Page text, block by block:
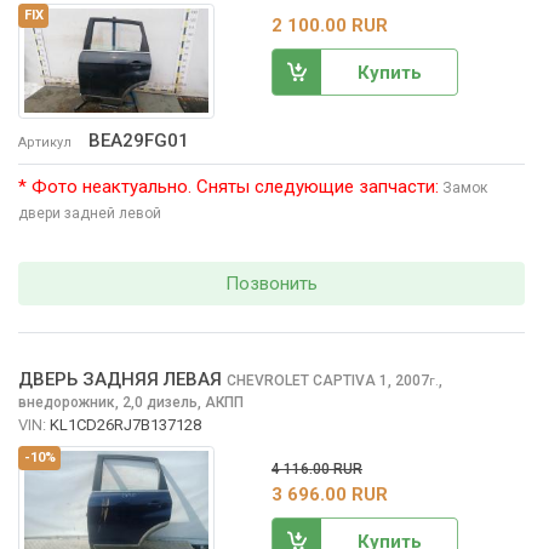
FIX
Артикул BEA29FG01
2 100.00 RUR
Купить
* Фото неактуально. Сняты следующие запчасти: Замок
двери задней левой
Позвонить
-10%
ДВЕРЬ ЗАДНЯЯ ЛЕВАЯ CHEVROLET CAPTIVA 1, 2007г.,
внедорожник, 2,0 дизель, АКПП
VIN: KL1CD26RJ7B137128
4 116.00 RUR
3 696.00 RUR
Купить